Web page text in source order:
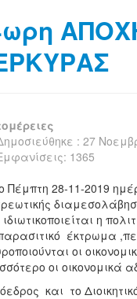
: 27
1365
Πέμπτη 28-11-2019
η
έκτρωμα
οι
οι οικονομικά
και το